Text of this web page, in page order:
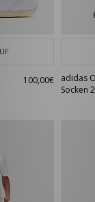
100,00€
adidas
Socken